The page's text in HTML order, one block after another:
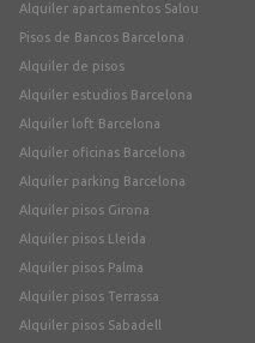
Alquiler apartamentos Salou
Pisos de Bancos Barcelona
Alquiler de pisos
Alquiler estudios Barcelona
Alquiler loft Barcelona
Alquiler oficinas Barcelona
Alquiler parking Barcelona
Alquiler pisos Girona
Alquiler pisos Lleida
Alquiler pisos Palma
Alquiler pisos Terrassa
Alquiler pisos Sabadell